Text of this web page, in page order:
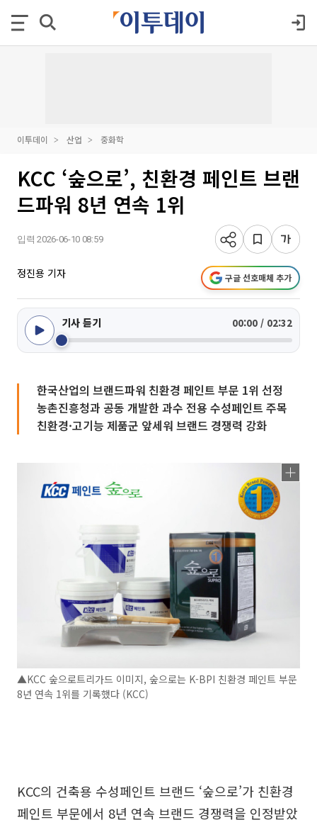
이투데이 산업 중화학
KCC ‘숲으로’, 친환경 페인트 브랜
드파워 8년 연속 1위
입력 2026-06-10 08:59
정진용 기자 구글 선호매체 추가
기사 듣기 00:00 / 02:32
한국산업의 브랜드파워 친환경 페인트 부문 1위 선정
농촌진흥청과 공동 개발한 과수 전용 수성페인트 주목
친환경·고기능 제품군 앞세워 브랜드 경쟁력 강화
▲KCC 숲으로트리가드 이미지, 숲으로는 K-BPI 친환경 페인트 부문
8년 연속 1위를 기록했다 (KCC)
KCC의 건축용 수성페인트 브랜드 ‘숲으로’가 친환경
페인트 부문에서 8년 연속 브랜드 경쟁력을 인정받았